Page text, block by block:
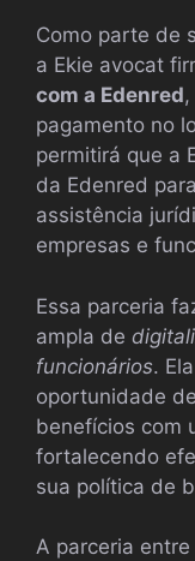
Como parte de
a Ekie avocat
com a Edenred
pagamento no
permitirá que a
da Edenred
assistência
empresas e
Essa parceria
ampla de
funcionários.
oportunidade
benefícios com
fortalecendo
sua política de
A parceria